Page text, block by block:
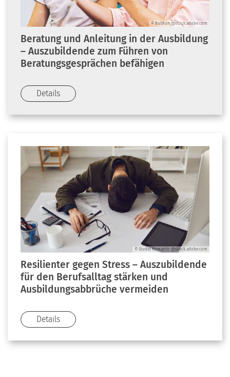
© BullRun @stock.adobe.com
Beratung und Anleitung in der Ausbildung
– Auszubildende zum Führen von
Beratungsgesprächen befähigen
Details
© Studio Romantic @stock.adobe.com
Resilienter gegen Stress – Auszubildende
für den Berufsalltag stärken und
Ausbildungsabbrüche vermeiden
Details